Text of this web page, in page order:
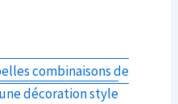
combinaisons de
décoration style